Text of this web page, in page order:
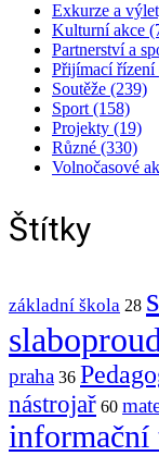
Exkurze a
Kulturní akce
Partnerství a
Přijímací řízení
Soutěže (239)
Sport (158)
Projekty (19)
Různé (330)
Volnočasové
Štítky
základní škola 28
praha 36
nástrojař 60
informační